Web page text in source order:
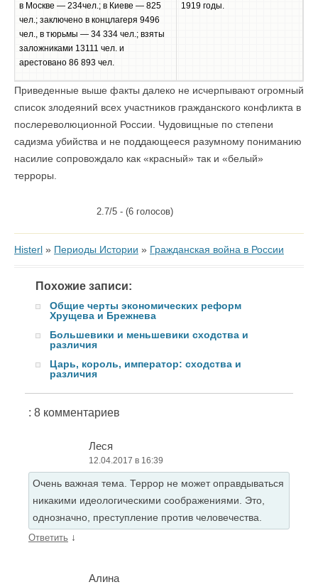
в Москве — 234чел.; в Киеве — 825
чел.; заключено в концлагеря 9496
чел., в тюрьмы — 34 334 чел.; взяты
заложниками 13111 чел. и
арестовано 86 893 чел.
1919 годы.
Приведенные выше факты далеко не исчерпывают огромный
список злодеяний всех участников гражданского конфликта в
послереволюционной России. Чудовищные по степени
садизма убийства и не поддающееся разумному пониманию
насилие сопровождало как «красный» так и «белый»
терроры.
2.7/5 - (6 голосов)
Histerl » Периоды Истории » Гражданская война в России
Похожие записи:
Общие черты экономических реформ
Хрущева и Брежнева
Большевики и меньшевики сходства и
различия
Царь, король, император: сходства и
различия
: 8 комментариев
Леся
12.04.2017 в 16:39
Очень важная тема. Террор не может оправдываться
никакими идеологическими соображениями. Это,
однозначно, преступление против человечества.
Ответить ↓
Алина